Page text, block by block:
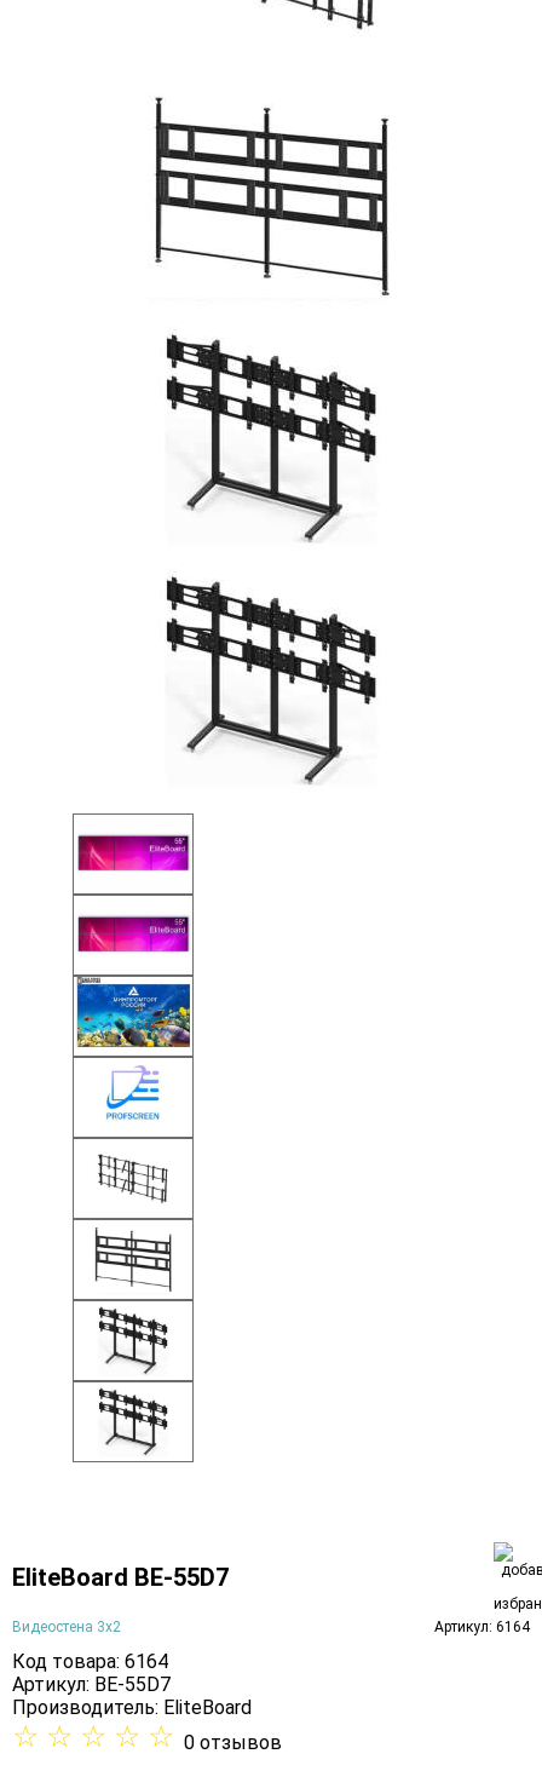
EliteBoard BE-55D7
Видеостена 3х2 Артикул: 6164
Код товара: 6164
Артикул: BE-55D7
Производитель: EliteBoard
☆ ☆ ☆ ☆ ☆ 0 отзывов